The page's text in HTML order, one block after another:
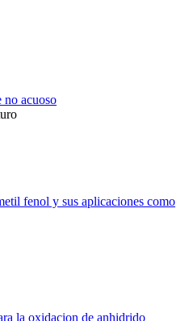
no acuoso
fenol y sus aplicaciones como
la oxidacion de anhidrido